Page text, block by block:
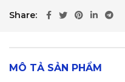
Share
MÔ TẢ SẢN PHẨM